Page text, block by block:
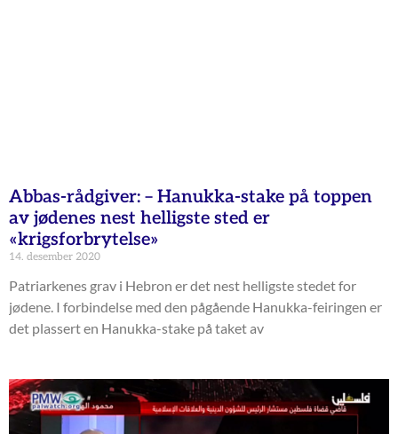
Abbas-rådgiver: – Hanukka-stake på toppen
av jødenes nest helligste sted er
«krigsforbrytelse»
14. desember 2020
Patriarkenes grav i Hebron er det nest helligste stedet for
jødene. I forbindelse med den pågående Hanukka-feiringen er
det plassert en Hanukka-stake på taket av